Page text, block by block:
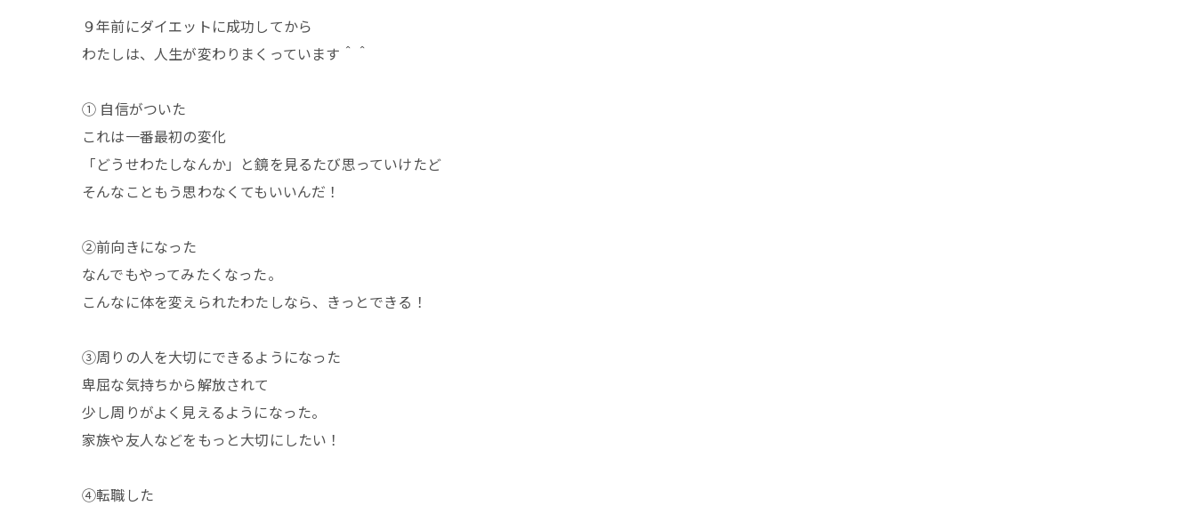
９年前にダイエットに成功してから
わたしは、人生が変わりまくっています＾＾
① 自信がついた
これは一番最初の変化
「どうせわたしなんか」と鏡を見るたび思っていけたど
そんなこともう思わなくてもいいんだ！
②前向きになった
なんでもやってみたくなった。
こんなに体を変えられたわたしなら、きっとできる！
③周りの人を大切にできるようになった
卑屈な気持ちから解放されて
少し周りがよく見えるようになった。
家族や友人などをもっと大切にしたい！
④転職した